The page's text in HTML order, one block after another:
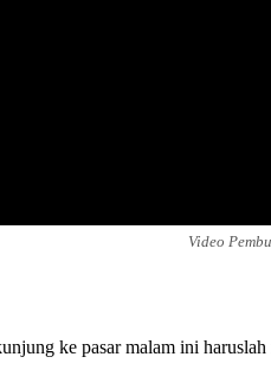
Video
ke pasar malam ini